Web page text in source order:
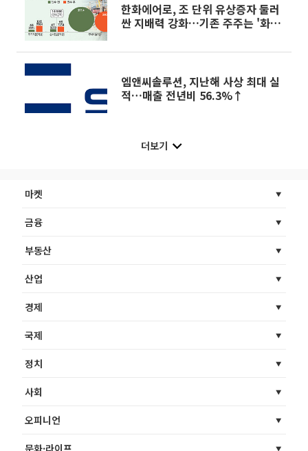
한화에어로, 조 단위 유상증자 둘러
싼 지배력 강화…기존 주주는 '화들
엠앤씨솔루션, 지난해 사상 최대 실
적…매출 전년비 56.3%↑
더보기
마켓
금융
부동산
산업
경제
국제
정치
사회
오피니언
문화·라이프